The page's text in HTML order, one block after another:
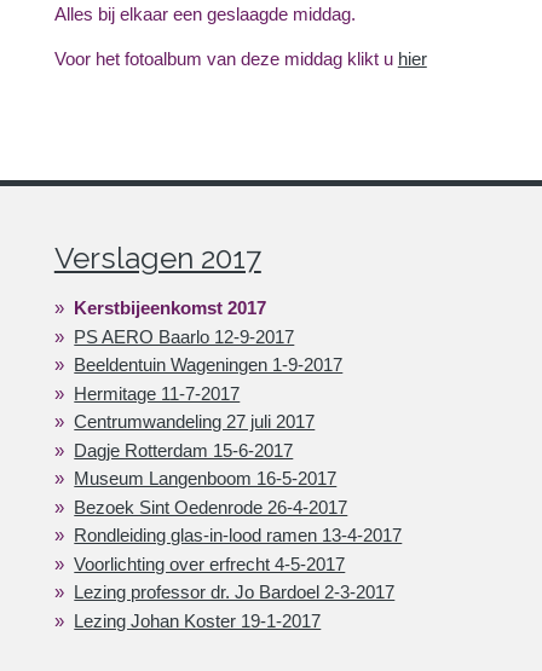
Alles bij elkaar een geslaagde middag.
Voor het fotoalbum van deze middag klikt u hier
Verslagen 2017
Kerstbijeenkomst 2017
PS AERO Baarlo 12-9-2017
Beeldentuin Wageningen 1-9-2017
Hermitage 11-7-2017
Centrumwandeling 27 juli 2017
Dagje Rotterdam 15-6-2017
Museum Langenboom 16-5-2017
Bezoek Sint Oedenrode 26-4-2017
Rondleiding glas-in-lood ramen 13-4-2017
Voorlichting over erfrecht 4-5-2017
Lezing professor dr. Jo Bardoel 2-3-2017
Lezing Johan Koster 19-1-2017